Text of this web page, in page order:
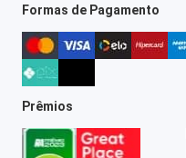
Formas de Pagamento
Prêmios